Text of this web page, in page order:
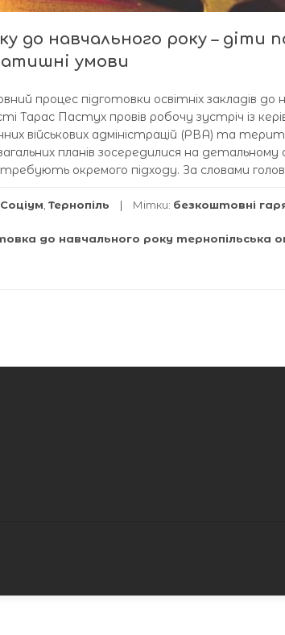
до навчального року – діти
умови
процес підготовки освітніх закладів до
Тарас Пастух провів робочу зустріч із
військових адміністрацій (РВА) та
планів зосередилися на детальному
окремого підходу. За словами
Соціум Тернопіль Мітки: безкоштовні
до навчального року тернопільська